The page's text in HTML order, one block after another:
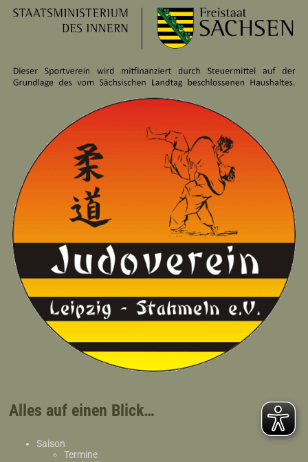
Alles auf einen Blick…
Saison
Termine